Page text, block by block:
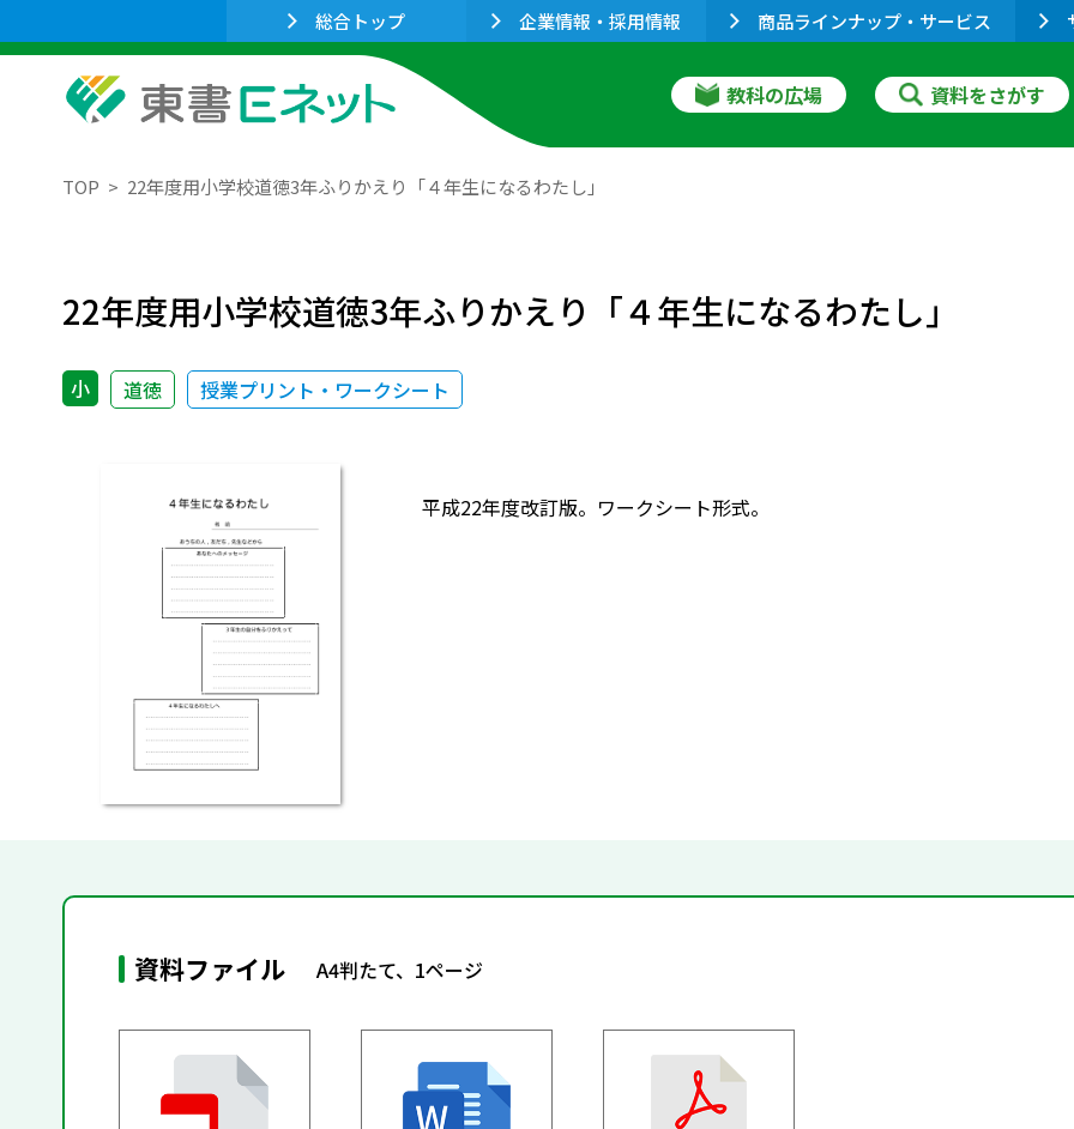
総合トップ 企業情報・採用情報 商品ラインナップ・サービス
教科の広場 資料をさがす
TOP 22年度用小学校道徳3年ふりかえり「４年生になるわたし」
22年度用小学校道徳3年ふりかえり「４年生になるわたし」
小 道徳 授業プリント・ワークシート
平成22年度改訂版。ワークシート形式。
資料ファイル A4判たて、1ページ